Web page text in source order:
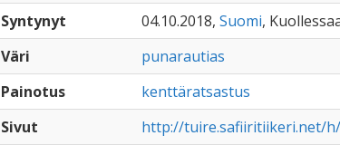
Syntynyt
04.10.2018, Suomi,
Väri
punarautias
Painotus
kenttäratsastus
Sivut
http://tuire.safiiritiikeri.net/